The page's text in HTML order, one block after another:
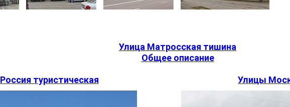
Улица Матросская тишина
Общее описание
Россия туристическая Улицы